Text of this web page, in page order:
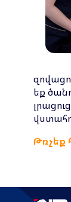
եք
Թռչեք